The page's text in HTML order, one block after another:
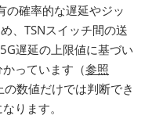
の確率的な遅延やジッ
、TSNスイッチ間の送
遅延の上限値に基づい
っています（参照
数値だけでは判断でき
ります。